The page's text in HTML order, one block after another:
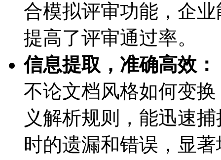
合模拟评审功能，企
提高了评审通过率。
信息提取，准确高效：
不论文档风格如何变换
义解析规则，能迅速
时的遗漏和错误，